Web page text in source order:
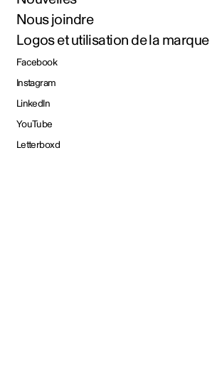
Nous joindre
Logos et utilisation de la marque
Facebook
Instagram
LinkedIn
YouTube
Letterboxd